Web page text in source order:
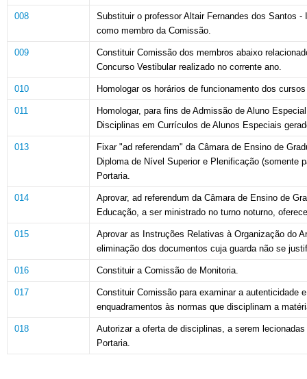
008 Substituir o professor Altair Fernandes dos Santos -
como membro da Comissão.
009
Constituir Comissão dos membros abaixo
Concurso Vestibular realizado no corrente ano.
010 Homologar os horários de funcionamento dos
011 Homologar, para fins de Admissão de Aluno
Disciplinas em Currículos de Alunos Especiais
013 Fixar "ad referendam" da Câmara de Ensino de
Diploma de Nível Superior e Plenificação (somente
Portaria.
014
Aprovar, ad referendum da Câmara de Ensino de
Educação, a ser ministrado no turno noturno,
015
Aprovar as Instruções Relativas à Organização do
eliminação dos documentos cuja guarda não se
016 Constituira Comissão de Monitoria.
017 Constituir Comissão para examinar a autenticidade
enquadramentos às normas que disciplinam a
018
Autorizar a oferta de disciplinas, a serem
Portaria.